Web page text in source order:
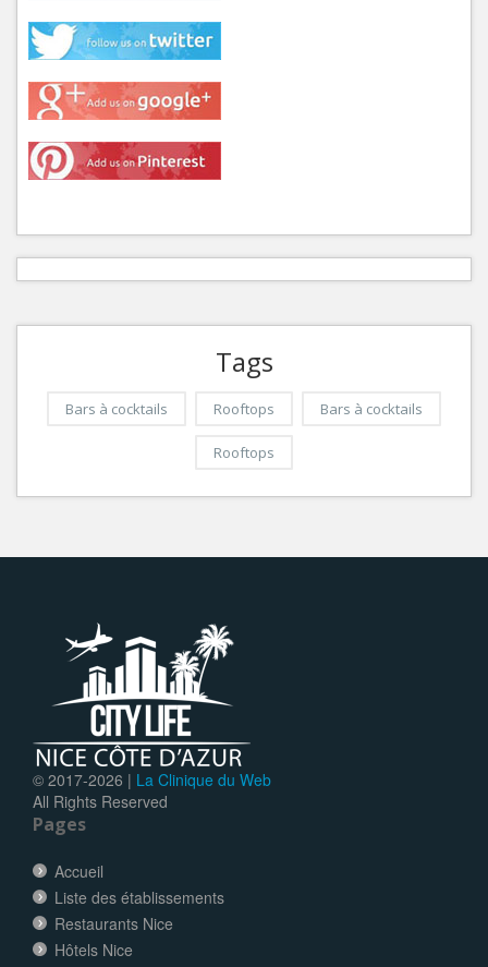
Tags
Bars à cocktails Rooftops Bars à cocktails
Rooftops
© 2017-2026 | La Clinique du Web
All Rights Reserved
Pages
Accueil
Liste des établissements
Restaurants Nice
Hôtels Nice